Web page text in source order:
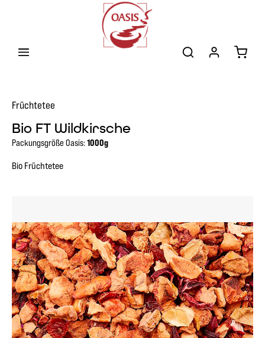
Früchtetee
Bio FT Wildkirsche
Packungsgröße Oasis:1000g
Bio Früchtetee